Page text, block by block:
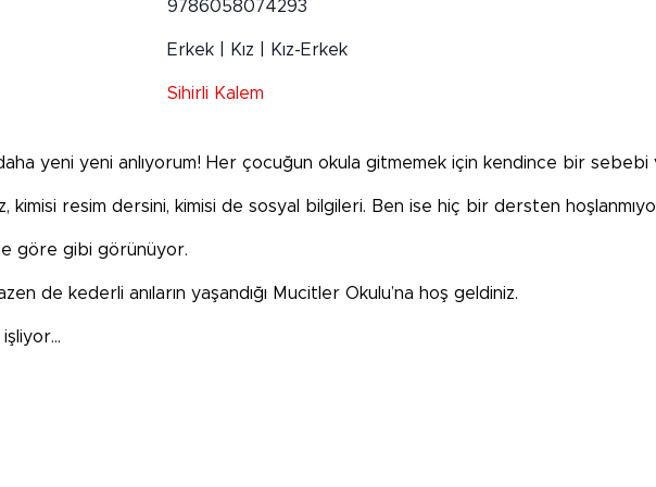
9786058074293
Erkek | Kız | Kız-Erkek
Sihirli Kalem
daha yeni yeni anlıyorum! Her çocuğun okula gitmemek için kendince bir sebebi
kimisi resim dersini, kimisi de sosyal bilgileri. Ben ise hiç bir dersten
göre gibi görünüyor.
de kederli anıların yaşandığı Mucitler Okulu’na hoş geldiniz.